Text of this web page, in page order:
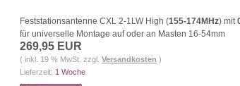
Feststationsantenne CXL 2-1LW High (155-174MHz) mit
für universelle Montage auf oder an Masten 16-54mm
269,95 EUR
( inkl. 19 % MwSt. zzgl. Versandkosten )
Lieferzeit: 1 Woche